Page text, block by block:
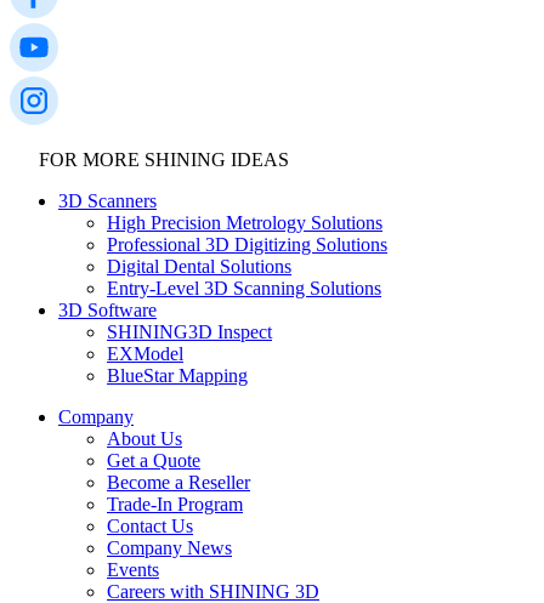
FOR MORE SHINING IDEAS
3D Scanners
High Precision Metrology Solutions
Professional 3D Digitizing Solutions
Digital Dental Solutions
Entry-Level 3D Scanning Solutions
3D Software
SHINING3D Inspect
EXModel
BlueStar Mapping
Company
About Us
Get a Quote
Become a Reseller
Trade-In Program
Contact Us
Company News
Events
Careers with SHINING 3D